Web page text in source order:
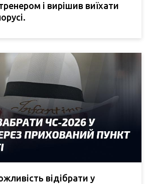
і вирішив виїхати
відібрати у